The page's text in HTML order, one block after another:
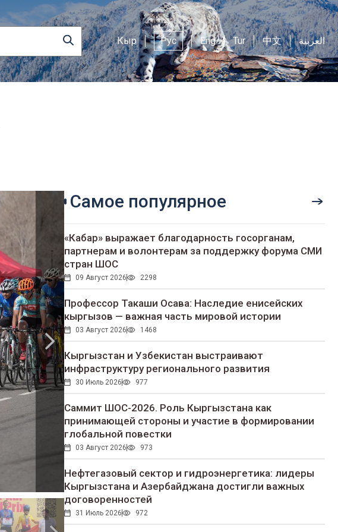
Кыр Рус Eng Tur 中文 العربية
Самое популярное
«Кабар» выражает благодарность госорганам,
партнерам и волонтерам за поддержку форума СМИ
стран ШОС
09 Август 2026 2298
Профессор Такаши Осава: Наследие енисейских
кыргызов — важная часть мировой истории
03 Август 2026 1468
Кыргызстан и Узбекистан выстраивают
инфраструктуру регионального развития
30 Июль 2026 977
Саммит ШОС-2026. Роль Кыргызстана как
принимающей стороны и участие в формировании
глобальной повестки
03 Август 2026 973
Нефтегазовый сектор и гидроэнергетика: лидеры
Кыргызстана и Азербайджана достигли важных
договоренностей
31 Июль 2026 972